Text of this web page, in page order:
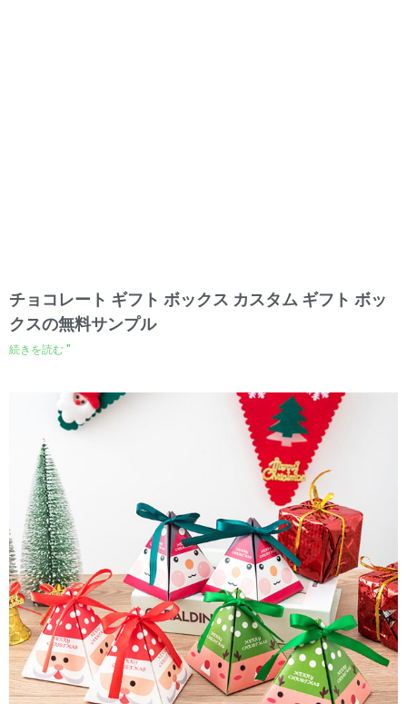
チョコレート ギフト ボックス カスタム ギフト ボッ
クスの無料サンプル
続きを読む "